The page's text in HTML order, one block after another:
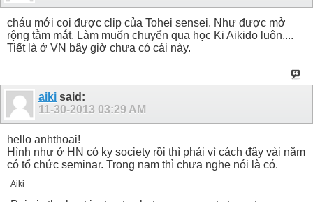
cháu mới coi được clip của Tohei sensei. Như được mở
rộng tằm mắt. Làm muốn chuyển qua học Ki Aikido luôn....
Tiết là ở VN bây giờ chưa có cái này.
aiki said:
11-30-2013 03:29 AM
hello anhthoai!
Hình như ở HN có ky society rồi thì phải vì cách đây vài năm
có tổ chức seminar. Trong nam thì chưa nghe nói là có.
Aiki